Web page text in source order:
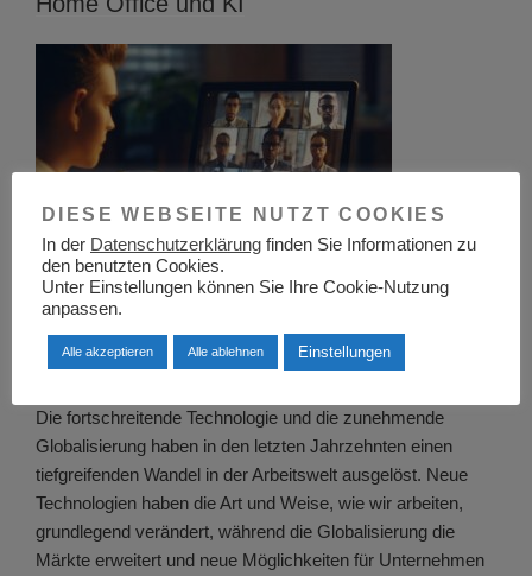
des Büroservice: von traditionellen Dienstleistungen zu
virtuellen Lösungen und Remote-Arbeitsumgebungen
Die fortschreitende Technologie und die zunehmende
Globalisierung haben in den letzten Jahrzehnten einen
tiefgreifenden Wandel in der Arbeitswelt ausgelöst. Neue
Technologien haben die Art und Weise, wie wir arbeiten,
grundlegend verändert, während die Globalisierung die
Märkte erweitert und neue Möglichkeiten für Unternehmen
DIESE WEBSEITE NUTZT COOKIES
In der Datenschutzerklärung finden Sie Informationen zu
den benutzten Cookies.
Unter Einstellungen können Sie Ihre Cookie-Nutzung
anpassen.
Alle akzeptieren Alle ablehnen Einstellungen